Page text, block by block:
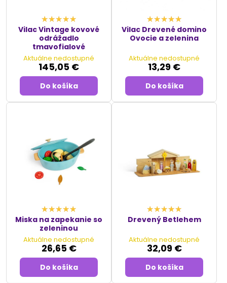
Vilac Vintage kovové
odrážadlo
tmavofialové
Aktuálne nedostupné
145,05 €
Do košíka
Vilac Drevené domino
Ovocie a zelenina
Aktuálne nedostupné
13,29 €
Do košíka
Miska na zapekanie so
zeleninou
Aktuálne nedostupné
26,65 €
Do košíka
Drevený Betlehem
Aktuálne nedostupné
32,09 €
Do košíka